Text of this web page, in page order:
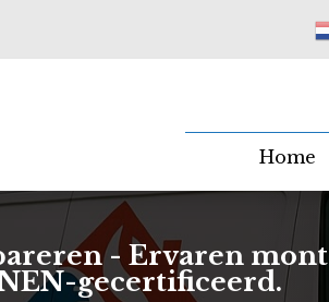
Home
- Ervaren
gecertificeerd.